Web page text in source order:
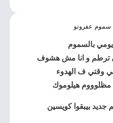
سموم عفروتو
يومي بالسموم
ترطم و انا مش هشوف
وقتي ف الهدوء
هيلوموك
جديد بيبقوا كويسين